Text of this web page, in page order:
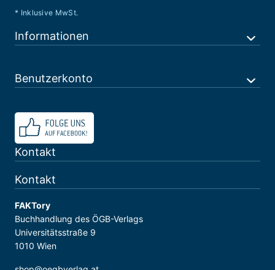
* Inklusive MwSt.
Informationen
Benutzerkonto
Kontakt
Kontakt
FAKTory
Buchhandlung des ÖGB-Verlags
Universitätsstraße 9
1010 Wien